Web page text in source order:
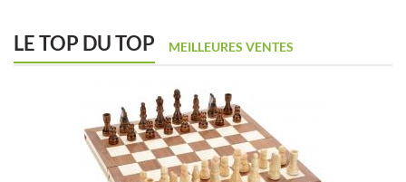
LE TOP DU TOP MEILLEURES VENTES